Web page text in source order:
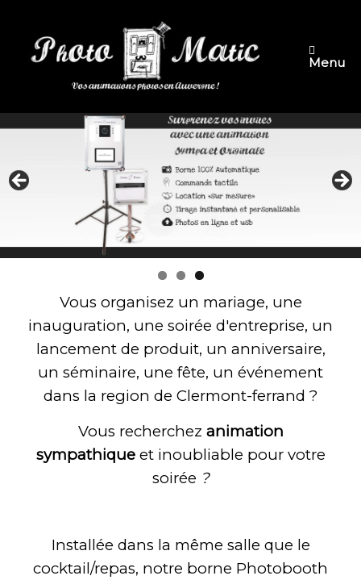
content
Menu
Vous organisez un mariage, une
inauguration, une soirée d'entreprise, un
lancement de produit, un anniversaire,
un séminaire, une fête, un événement
dans la region de Clermont-ferrand ?
Vous recherchez animation
sympathiqueet inoubliable pour votre
soirée ?
Installée dans la même salle que le
cocktail/repas, notre borne Photobooth